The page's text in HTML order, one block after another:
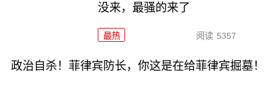
没来，最骚的来了
最热 阅读 5357
政治自杀！菲律宾防长，你这是在给菲律宾掘墓！